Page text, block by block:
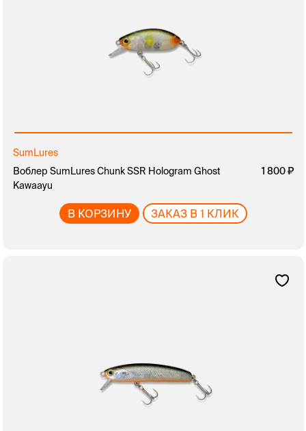
SumLures
Воблер SumLures Chunk SSR Hologram Ghost
Kawaayu
1 800
В КОРЗИНУ ЗАКАЗ В 1 КЛИК